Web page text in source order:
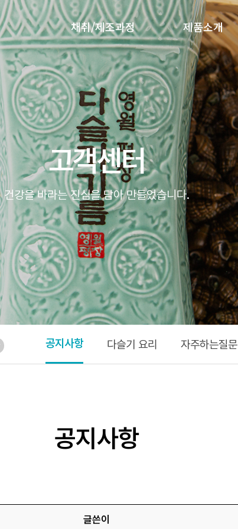
채취/제조과정 제품소개
고객센터
건강을 바라는 진심을 담아 만들었습니다.
공지사항 다슬기 요리 자주하는질문
공지사항
글쓴이